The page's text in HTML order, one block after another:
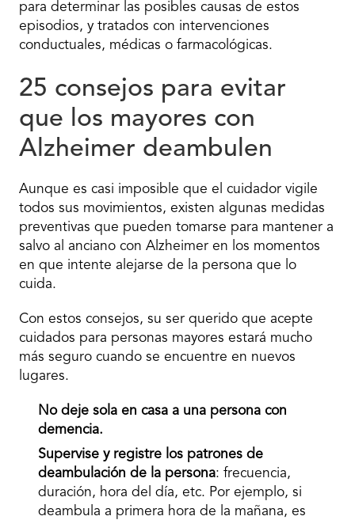
para determinar las posibles causas de estos
episodios, y tratados con intervenciones
conductuales, médicas o farmacológicas.
25 consejos para evitar
que los mayores con
Alzheimer deambulen
Aunque es casi imposible que el cuidador vigile
todos sus movimientos, existen algunas medidas
preventivas que pueden tomarse para mantener a
salvo al anciano con Alzheimer en los momentos
en que intente alejarse de la persona que lo
cuida.
Con estos consejos, su ser querido que acepte
cuidados para personas mayores estará mucho
más seguro cuando se encuentre en nuevos
lugares.
No deje sola en casa a una persona con
demencia.
Supervise y registre los patrones de
deambulación de la persona: frecuencia,
duración, hora del día, etc. Por ejemplo, si
deambula a primera hora de la mañana, es